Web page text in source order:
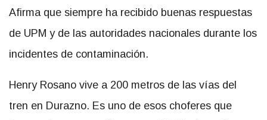
Afirma que siempre ha recibido buenas respuestas
de UPM y de las autoridades nacionales durante los
incidentes de contaminación.
Henry Rosano vive a 200 metros de las vías del
tren en Durazno. Es uno de esos choferes que